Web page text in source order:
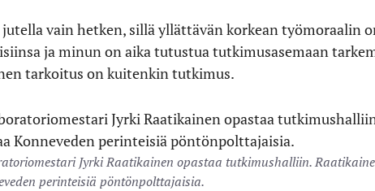
vain hetken, sillä yllättävän korkean työmoraalin
ja minun on aika tutustua tutkimusasemaan
tarkoitus on kuitenkin tutkimus.
Jyrki Raatikainen opastaa tutkimushalliin.
perinteisiä pöntönpolttajaisia.